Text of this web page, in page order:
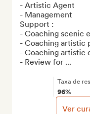
- Artistic Agent
- Management
Support :
- Coaching scenic
- Coaching artistic
- Coaching artistic
- Review for ...
Taxa de
96%
Ver